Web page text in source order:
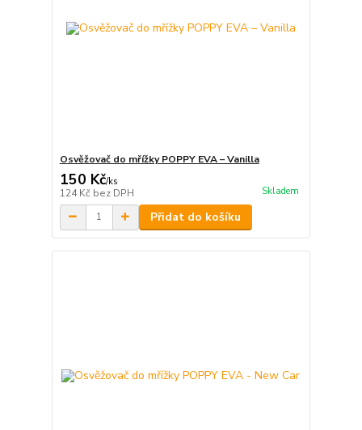
Osvěžovač do mřížky POPPY EVA – Vanilla
150 Kč/ks
124 Kč bez DPH Skladem
Přidat do košíku